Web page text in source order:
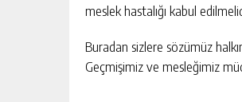
meslek hastalığı kabul
Buradan sizlere sözümüz
Geçmişimiz ve mesleğimiz